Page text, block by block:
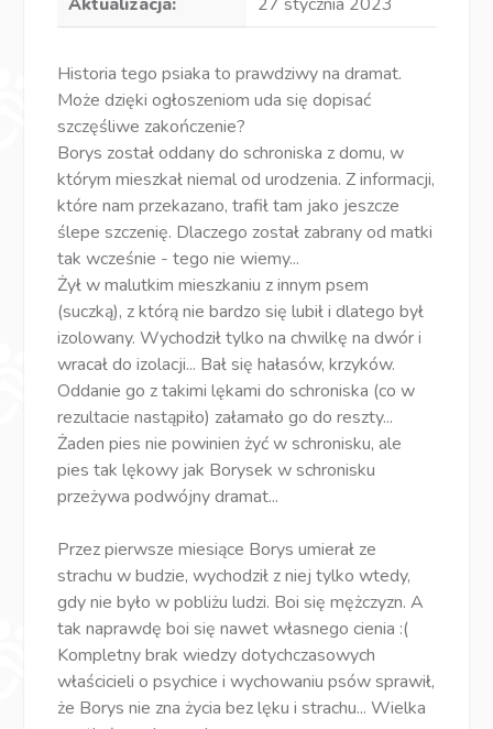
Historia tego psiaka to prawdziwy na dramat.
Może dzięki ogłoszeniom uda się dopisać
szczęśliwe zakończenie?
Borys został oddany do schroniska z domu, w
którym mieszkał niemal od urodzenia. Z informacji,
które nam przekazano, trafił tam jako jeszcze
ślepe szczenię. Dlaczego został zabrany od matki
tak wcześnie - tego nie wiemy...
Żył w malutkim mieszkaniu z innym psem
(suczką), z którą nie bardzo się lubił i dlatego był
izolowany. Wychodził tylko na chwilkę na dwór i
wracał do izolacji... Bał się hałasów, krzyków.
Oddanie go z takimi lękami do schroniska (co w
rezultacie nastąpiło) załamało go do reszty...
Żaden pies nie powinien żyć w schronisku, ale
pies tak lękowy jak Borysek w schronisku
przeżywa podwójny dramat...
Przez pierwsze miesiące Borys umierał ze
strachu w budzie, wychodził z niej tylko wtedy,
gdy nie było w pobliżu ludzi. Boi się mężczyzn. A
tak naprawdę boi się nawet własnego cienia :(
Kompletny brak wiedzy dotychczasowych
właścicieli o psychice i wychowaniu psów sprawił,
że Borys nie zna życia bez lęku i strachu... Wielka